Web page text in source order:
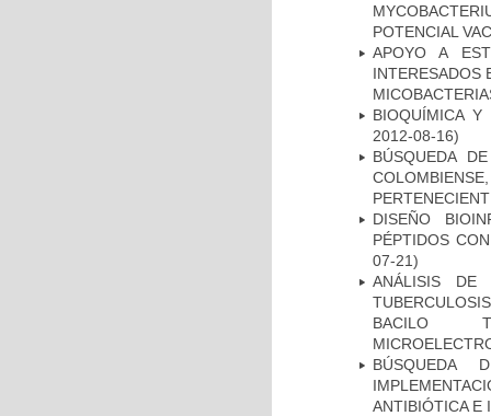
POTENCIAL
APOYO A
INTERESADOS
BIOQUÍMICA Y
2012-08-16)
BÚSQUEDA
DISEÑO
PÉPTIDOS
07-21)
ANÁLISIS DE
BACILO
BÚSQUEDA
ANTIBIÓTICA E